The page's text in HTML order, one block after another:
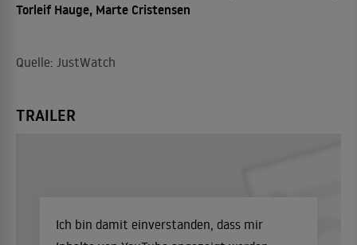
Torleif Hauge, Marte Cristensen
Quelle: JustWatch
TRAILER
Ich bin damit einverstanden, dass mir